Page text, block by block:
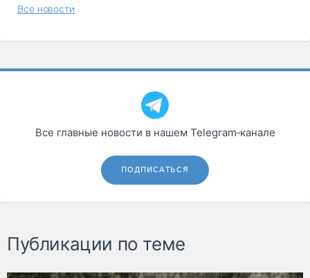
Все новости
Все главные новости в нашем Telegram‑канале
ПОДПИСАТЬСЯ
Публикации по теме